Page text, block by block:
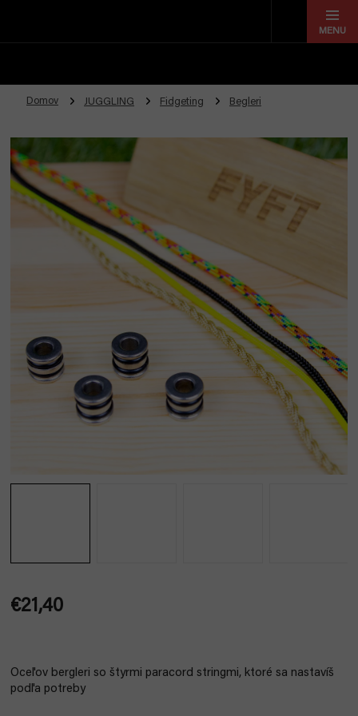
Domov JUGGLING Fidgeting Begleri
€21,40
Oceľov bergleri so štyrmi paracord stringmi, ktoré sa nastavíš
podľa potreby